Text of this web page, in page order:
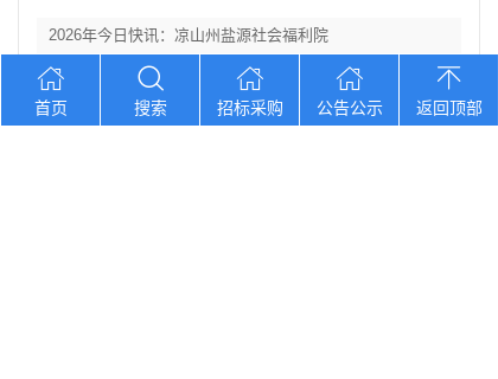
2026年今日快讯：凉山州盐源社会福利院
2026年今日快讯：中国地质调查局西安地
2026年今日快讯：保定市新华书店有限责
首页 搜索 招标采购 公告公示 返回顶部